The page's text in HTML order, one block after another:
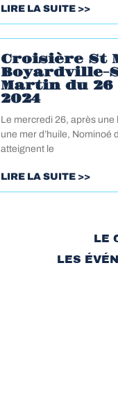
LIRE LA SUITE >>
Croisière St
Boyardville-
Martin du
2024
Le mercredi 26, après
une mer d’huile, Nominoé
atteignent le
LIRE LA SUITE >>
LE
LES